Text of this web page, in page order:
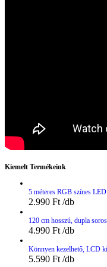
Kiemelt Termékeink
5 méteres RGB színes
2.990 Ft
120 cm hosszú, dupla
4.990 Ft
Könnyen kezelhető, LCD
5.590 Ft